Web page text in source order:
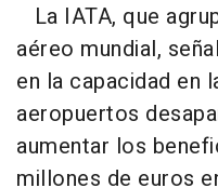
La IATA, que
aéreo mundial,
en la capacidad en
aeropuertos
aumentar los
millones de euros